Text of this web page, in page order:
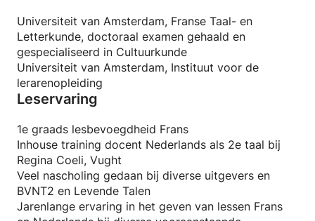
heb ik in de loop der jaren veel geleerd en begrip
leren hebben voor culturen van over de hele wereld
én over ontzettend veel verschillende
beroepsgroepen en bedrijven. Ben jij de volgende
van wie ik mag leren?
Universiteit van Amsterdam, Franse Taal- en
Letterkunde, doctoraal examen gehaald en
gespecialiseerd in Cultuurkunde
Universiteit van Amsterdam, Instituut voor de
lerarenopleiding
Leservaring
1e graads lesbevoegdheid Frans
Inhouse training docent Nederlands als 2e taal bij
Regina Coeli, Vught
Veel nascholing gedaan bij diverse uitgevers en
BVNT2 en Levende Talen
Jarenlange ervaring in het geven van lessen Frans